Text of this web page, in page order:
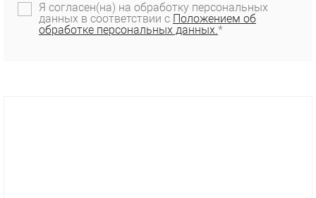
Я согласен(на) на обработку персональных
данных в соответствии с Положением об
обработке персональных данных.*